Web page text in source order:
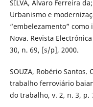
SILVA, Álvaro Ferreira
Urbanismo e
“embelezamento” como
Nova. Revista
30, n. 69, [s/p], 2000.
SOUZA, Robério
trabalho ferroviário
do trabalho, v. 2, n. 3, p.